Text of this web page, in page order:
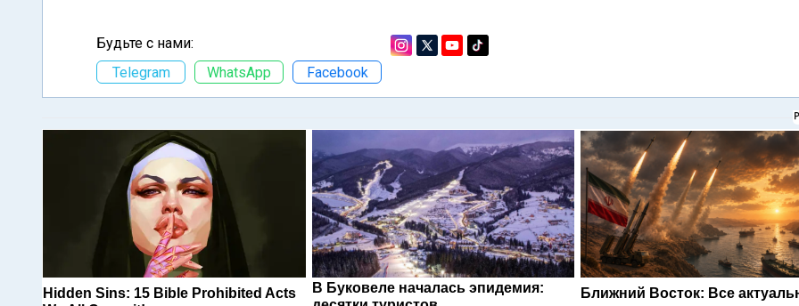
Будьте с нами:
Telegram
WhatsApp Facebook
Hidden Sins: 15 Bible Prohibited Acts
В Буковеле началась эпидемия:
Ближний Восток: Все